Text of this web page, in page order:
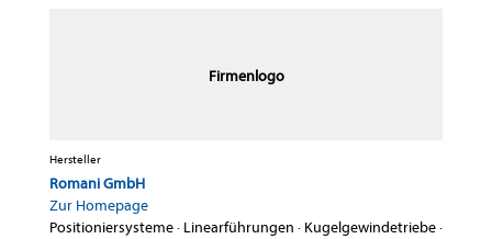
Firmenlogo
Hersteller
Romani GmbH
Zur Homepage
Positioniersysteme· Linearführungen · Kugelgewindetriebe·